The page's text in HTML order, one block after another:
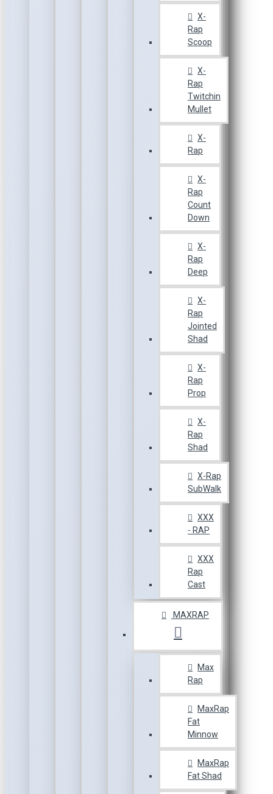
X-
Rap
Scoop
X-
Rap
Twitchin
Mullet
X-
Rap
X-
Rap
Count
Down
X-
Rap
Deep
X-
Rap
Jointed
Shad
X-
Rap
Prop
X-
Rap
Shad
X-Rap
SubWalk
XXX
- RAP
XXX
Rap
Cast
MAXRAP
Max
Rap
MaxRap
Fat
Minnow
MaxRap
Fat Shad